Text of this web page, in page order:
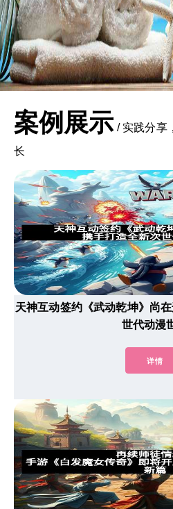
案例展示 / 实践分享
长
天神互动签约《武动乾坤》尚
世代动漫
详情